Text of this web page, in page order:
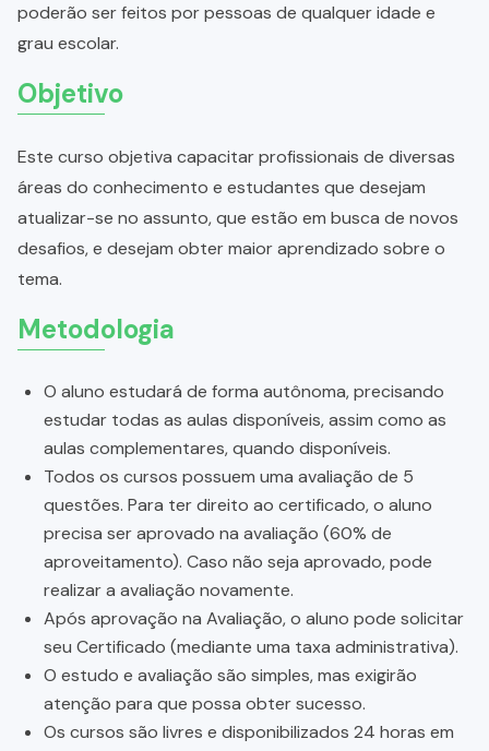
poderão ser feitos por pessoas de qualquer idade e
grau escolar.
Objetivo
Este curso objetiva capacitar profissionais de diversas
áreas do conhecimento e estudantes que desejam
atualizar-se no assunto, que estão em busca de novos
desafios, e desejam obter maior aprendizado sobre o
tema.
Metodologia
O aluno estudará de forma autônoma, precisando
estudar todas as aulas disponíveis, assim como as
aulas complementares, quando disponíveis.
Todos os cursos possuem uma avaliação de 5
questões. Para ter direito ao certificado, o aluno
precisa ser aprovado na avaliação (60% de
aproveitamento). Caso não seja aprovado, pode
realizar a avaliação novamente.
Após aprovação na Avaliação, o aluno pode solicitar
seu Certificado (mediante uma taxa administrativa).
O estudo e avaliação são simples, mas exigirão
atenção para que possa obter sucesso.
Os cursos são livres e disponibilizados 24 horas em